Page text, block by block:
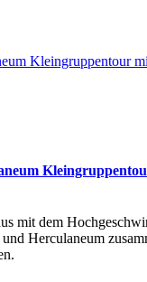
Kleingruppentour
mit dem
Herculaneum